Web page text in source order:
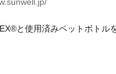
と使用済みペットボト